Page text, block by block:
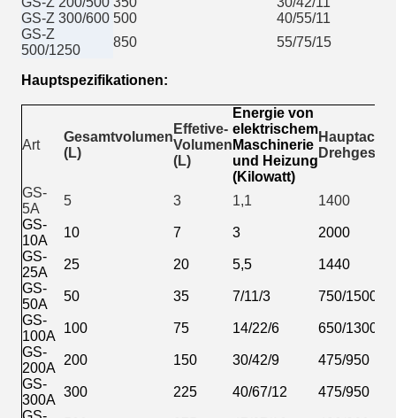
GS-Z 300/600 500
40/55/11
GS-Z
500/1250
850 55/75/15
Hauptspezifikationen:
Art
Gesamtvolumen
(L)
Effetive-
Volumen
(L)
Energie von
elektrischem
Maschinerie
und Heizung
(Kilowatt)
GS-
5A
5 3 1,1
1400
GS-
10A
10 7 3
2000
GS-
25A
25 20 5,5
1440
GS-
50A
50 35 7/11/3
750/1500
GS-
100A
100 75 14/22/6
650/1300
GS-
200A
200 150 30/42/9
475/950
GS-
300A
300 225 40/67/12
475/950